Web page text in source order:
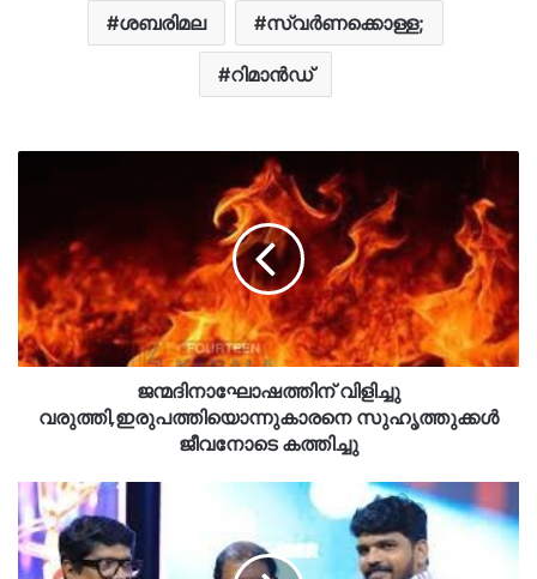
ശബരിമല സ്വർണക്കൊള്ള;
റിമാൻഡ്
ജന്മദിനാഘോഷത്തിന് വിളിച്ചു
വരുത്തി,ഇരുപത്തിയൊന്നുകാരനെ സുഹൃത്തുക്കൾ
ജീവനോടെ കത്തിച്ചു